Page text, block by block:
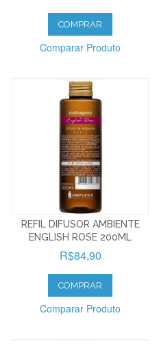
COMPRAR
Comparar Produto
REFIL DIFUSOR AMBIENTE
ENGLISH ROSE 200ML
R$84,90
COMPRAR
Comparar Produto